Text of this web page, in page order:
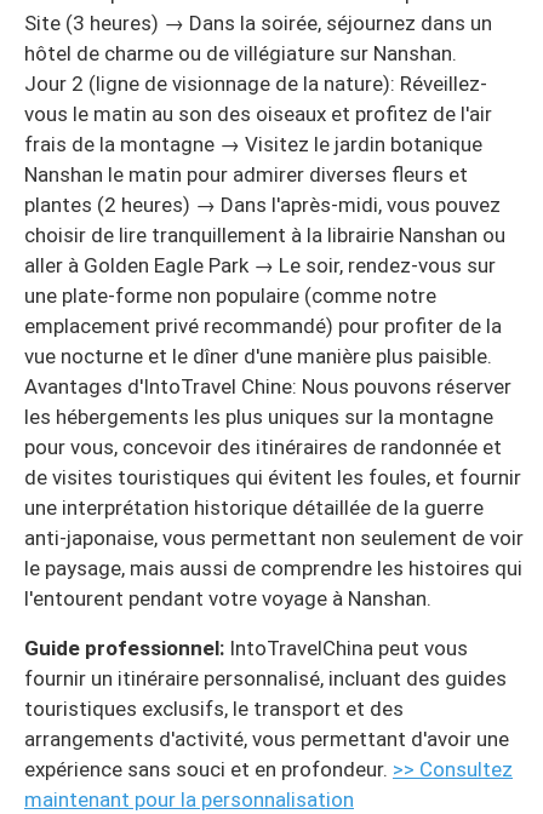
Site (3 heures) → Dans la soirée, séjournez dans un
hôtel de charme ou de villégiature sur Nanshan.
Jour 2 (ligne de visionnage de la nature): Réveillez-
vous le matin au son des oiseaux et profitez de l'air
frais de la montagne → Visitez le jardin botanique
Nanshan le matin pour admirer diverses fleurs et
plantes (2 heures) → Dans l'après-midi, vous pouvez
choisir de lire tranquillement à la librairie Nanshan ou
aller à Golden Eagle Park → Le soir, rendez-vous sur
une plate-forme non populaire (comme notre
emplacement privé recommandé) pour profiter de la
vue nocturne et le dîner d'une manière plus paisible.
Avantages d'IntoTravel Chine: Nous pouvons réserver
les hébergements les plus uniques sur la montagne
pour vous, concevoir des itinéraires de randonnée et
de visites touristiques qui évitent les foules, et fournir
une interprétation historique détaillée de la guerre
anti-japonaise, vous permettant non seulement de voir
le paysage, mais aussi de comprendre les histoires qui
l'entourent pendant votre voyage à Nanshan.
Guide professionnel: IntoTravelChina peut vous
fournir un itinéraire personnalisé, incluant des guides
touristiques exclusifs, le transport et des
arrangements d'activité, vous permettant d'avoir une
expérience sans souci et en profondeur. >> Consultez
maintenant pour la personnalisation